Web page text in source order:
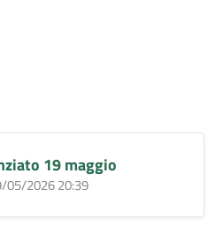
19 maggio
05/2026 20:39